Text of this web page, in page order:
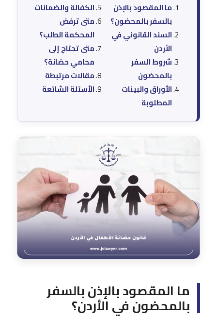
ما المقصود بالإذن
بالسفر بالمحضون؟
السند القانوني في
الأردن
شروط السفر
بالمحضون
الأوراق والبينات
المطلوبة
الكفالة والضمانات
متى ترفض
المحكمة الطلب؟
متى تحتاج إلى
محامي حضانة؟
مقالات مرتبطة
الأسئلة الشائعة
ما المقصود بالإذن بالسفر
بالمحضون في الأردن؟